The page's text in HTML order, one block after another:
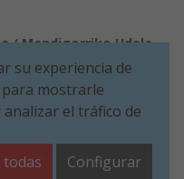
/ Mendigorriko Udala
Accesibilidad
la información
(NAVARRA)
su experiencia de
mostrarle
el tráfico de
todas Configurar